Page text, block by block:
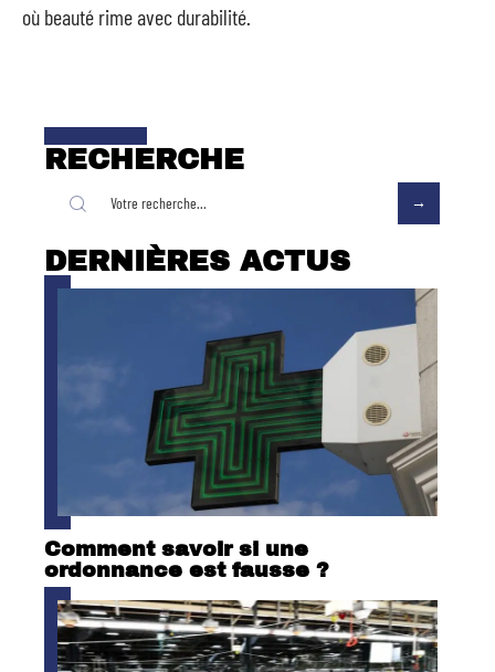
où beauté rime avec durabilité.
RECHERCHE
DERNIÈRES ACTUS
Comment savoir si une
ordonnance est fausse ?